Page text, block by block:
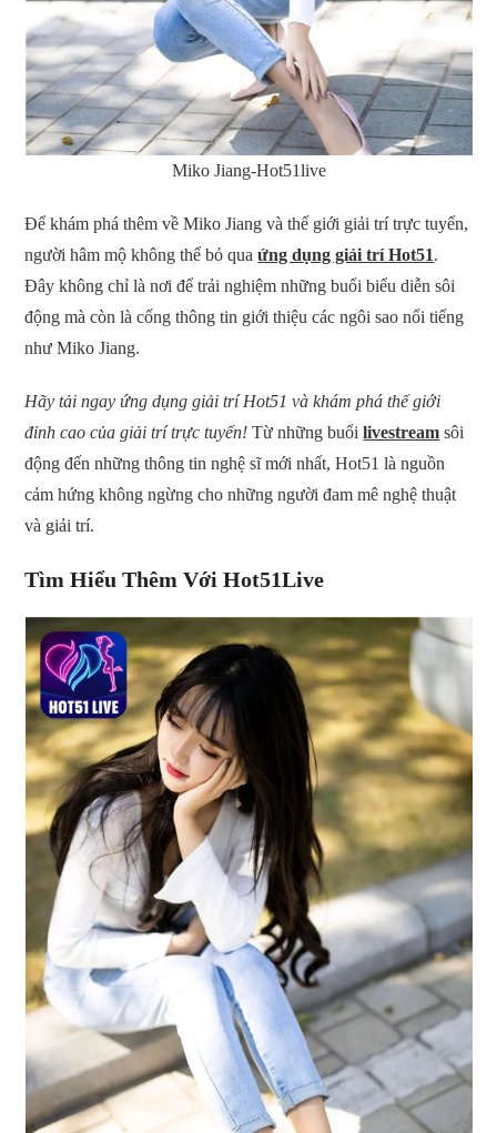
Miko Jiang-Hot51live
Để khám phá thêm về Miko Jiang và thế giới giải trí trực tuyến,
người hâm mộ không thể bỏ quaứng dụng giải trí Hot51.
Đây không chỉ là nơi để trải nghiệm những buổi biểu diễn sôi
động mà còn là cổng thông tin giới thiệu các ngôi sao nổi tiếng
như Miko Jiang.
Hãy tải ngay ứng dụng giải trí Hot51 và khám phá thế giới
đỉnh cao của giải trí trực tuyến! Từ những buổilivestream sôi
động đến những thông tin nghệ sĩ mới nhất, Hot51 là nguồn
cảm hứng không ngừng cho những người đam mê nghệ thuật
và giải trí.
Tìm Hiểu Thêm Với Hot51Live